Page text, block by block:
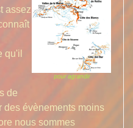
assez
qu'il
de
des évènements moins
nous sommes